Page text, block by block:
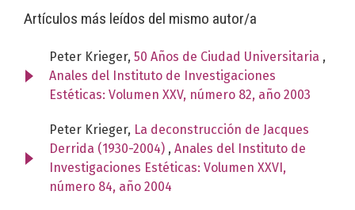
Artículos más leídos del mismo autor/a
Peter Krieger, 50 Años de Ciudad Universitaria ,
Anales del Instituto de Investigaciones
Estéticas: Volumen XXV, número 82, año 2003
Peter Krieger, La deconstrucción de Jacques
Derrida (1930-2004) , Anales del Instituto de
Investigaciones Estéticas: Volumen XXVI,
número 84, año 2004